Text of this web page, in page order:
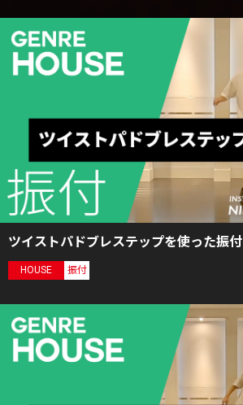
ツイストパドブレステップを使った振付
HOUSE 振付